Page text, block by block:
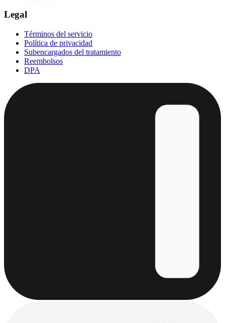
Legal
Términos del servicio
Política de privacidad
Subencargados del tratamiento
Reembolsos
DPA